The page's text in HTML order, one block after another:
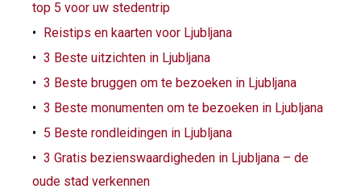
top 5 voor uw stedentrip
Reistips en kaarten voor Ljubljana
3 Beste uitzichten in Ljubljana
3 Beste bruggen om te bezoeken in Ljubljana
3 Beste monumenten om te bezoeken in Ljubljana
5 Beste rondleidingen in Ljubljana
3 Gratis bezienswaardigheden in Ljubljana – de
oude stad verkennen